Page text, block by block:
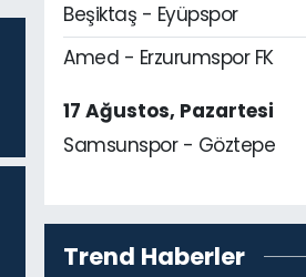
Beşiktaş - Eyüpspor
Amed - Erzurumspor FK
17 Ağustos, Pazartesi
Samsunspor - Göztepe
Trend Haberler